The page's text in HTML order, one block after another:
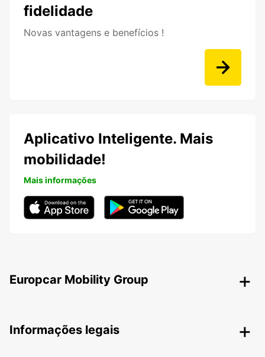
fidelidade
Novas vantagens e benefícios !
Aplicativo Inteligente. Mais
mobilidade!
Mais informações
Europcar Mobility Group
Informações legais